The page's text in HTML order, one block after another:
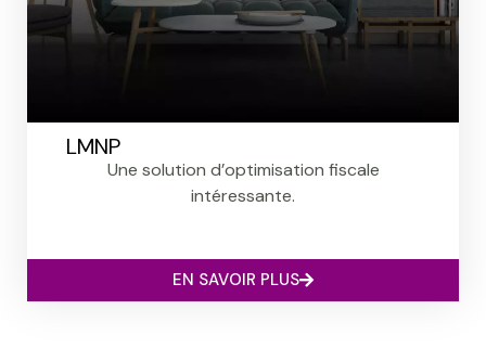
LMNP
Une solution d’optimisation fiscale
intéressante.
EN SAVOIR PLUS